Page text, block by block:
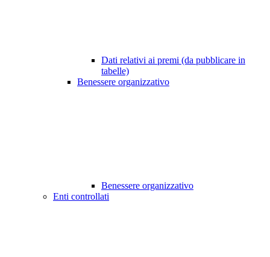
Dati relativi ai premi (da pubblicare in
tabelle)
Benessere organizzativo
Benessere organizzativo
Enti controllati